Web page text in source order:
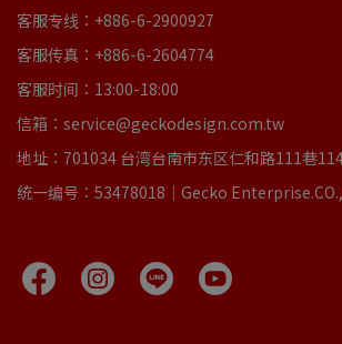
客服专线：+886-6-2900927
客服传真：+886-6-2604774
客服时间：13:00-18:00
信箱：service@geckodesign.com.tw
地址：701034 台湾台南市东区仁和路111巷
统一编号：53478018｜Gecko